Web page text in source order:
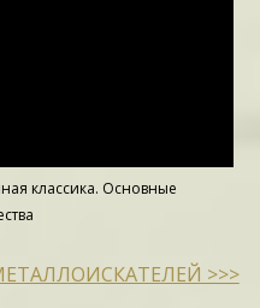
классика. Основные
>>>